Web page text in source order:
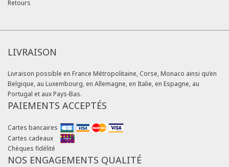
Retours
LIVRAISON
Livraison possible en France Métropolitaine, Corse, Monaco ainsi qu’en
Belgique, au Luxembourg, en Allemagne, en Italie, en Espagne, au
Portugal et aux Pays-Bas.
PAIEMENTS ACCEPTÉS
Cartes bancaires
Cartes cadeaux
Chèques fidélité
NOS ENGAGEMENTS QUALITÉ